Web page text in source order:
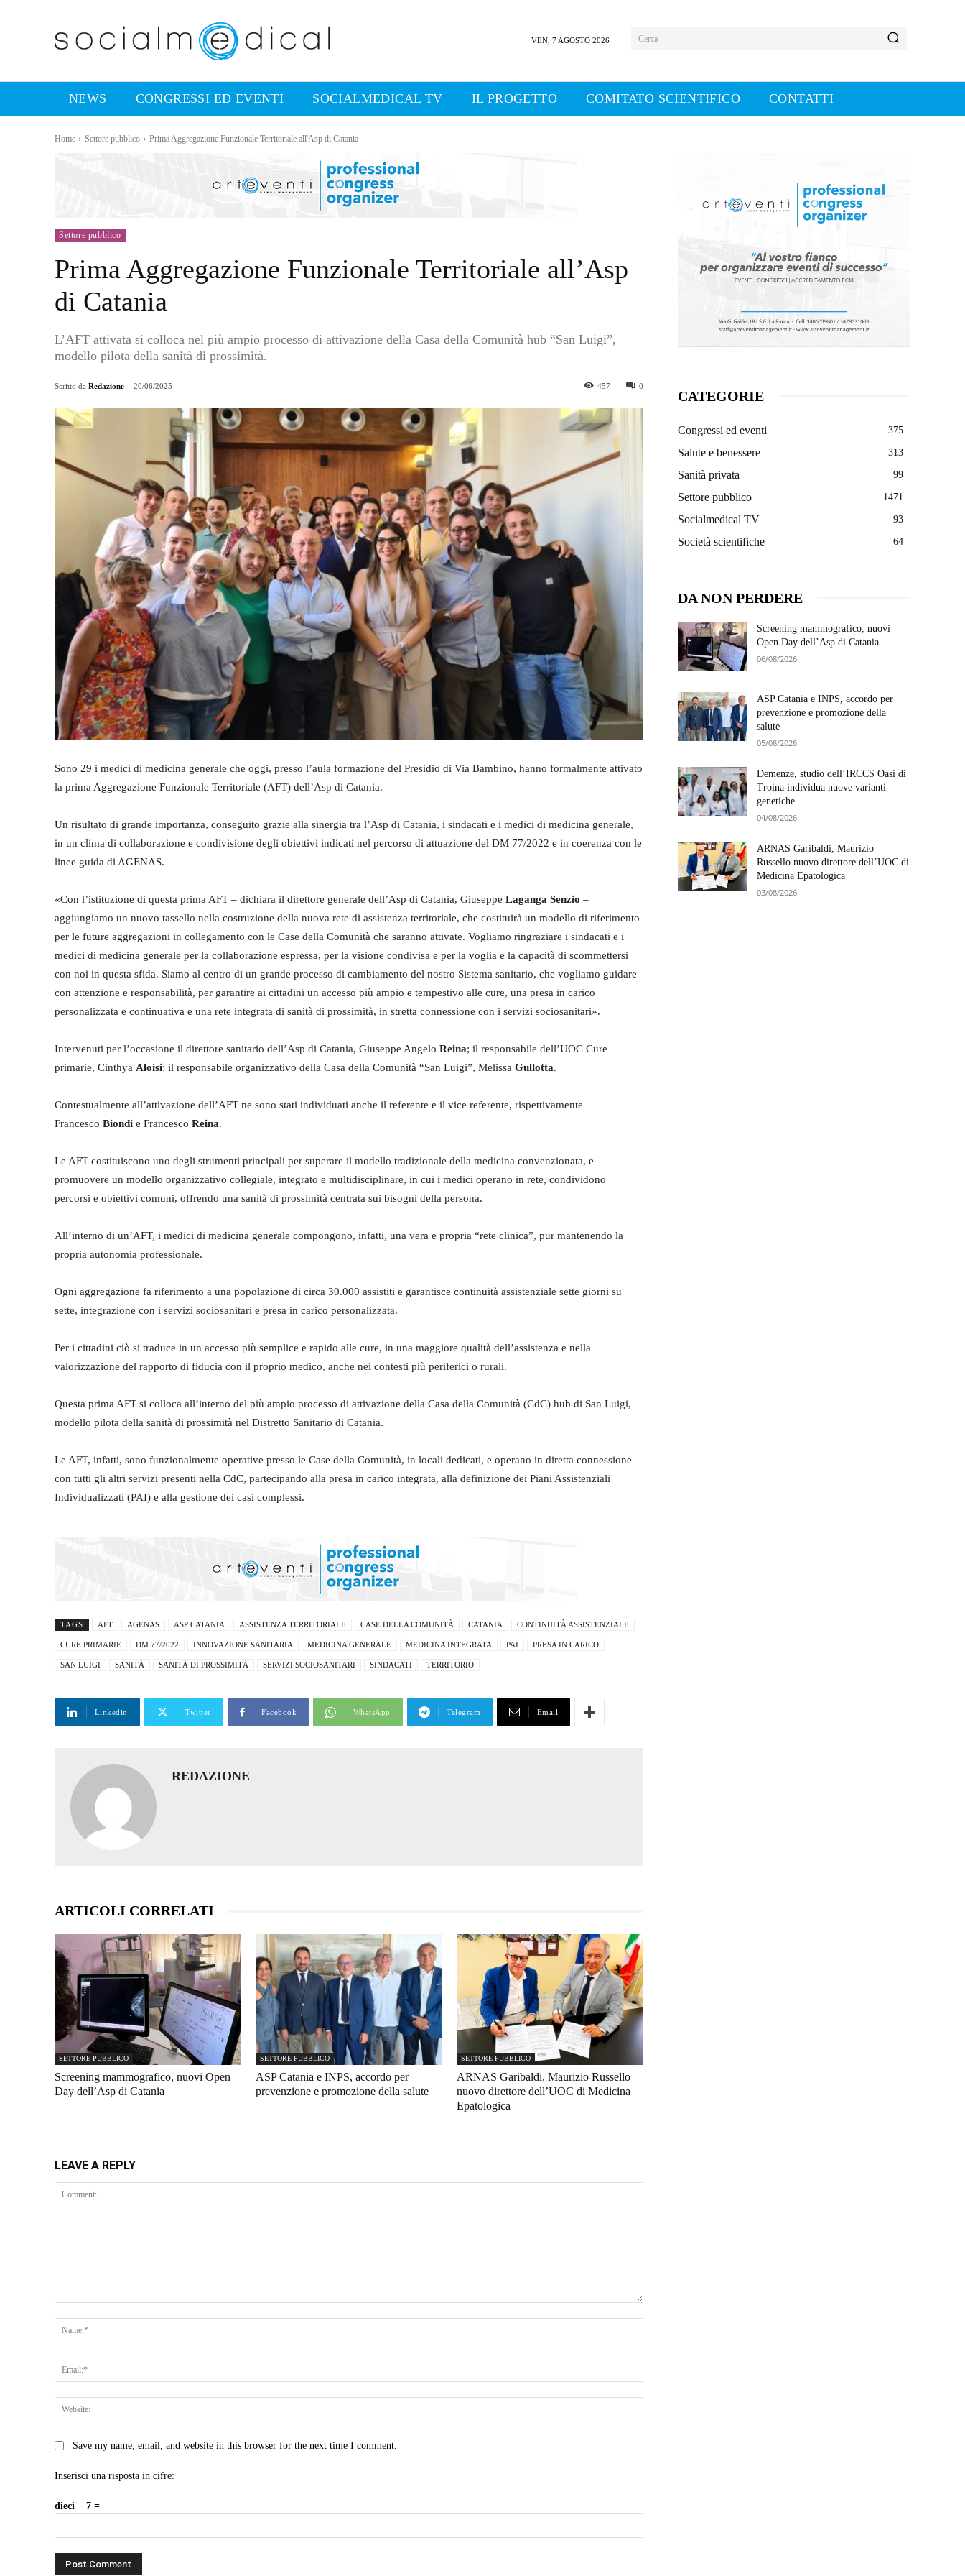
VEN, 7 AGOSTO 2026 Cerca
NEWS CONGRESSI ED EVENTI SOCIALMEDICAL TV IL PROGETTO COMITATO SCIENTIFICO CONTATTI
Home Settore pubblico Prima Aggregazione Funzionale Territoriale all'Asp di Catania
Settore pubblico
Prima Aggregazione Funzionale Territoriale all’Asp
di Catania
L’AFT attivata si colloca nel più ampio processo di attivazione della Casa della Comunità hub “San Luigi”,
modello pilota della sanità di prossimità.
Scritto da Redazione 20/06/2025 0
457
Sono 29 i medici di medicina generale che oggi, presso l’aula formazione del Presidio di Via Bambino, hanno formalmente attivato
la prima Aggregazione Funzionale Territoriale (AFT) dell’Asp di Catania.
Un risultato di grande importanza, conseguito grazie alla sinergia tra l’Asp di Catania, i sindacati e i medici di medicina generale,
in un clima di collaborazione e condivisione degli obiettivi indicati nel percorso di attuazione del DM 77/2022 e in coerenza con le
linee guida di AGENAS.
«Con l’istituzione di questa prima AFT – dichiara il direttore generale dell’Asp di Catania, Giuseppe Laganga Senzio –
aggiungiamo un nuovo tassello nella costruzione della nuova rete di assistenza territoriale, che costituirà un modello di riferimento
per le future aggregazioni in collegamento con le Case della Comunità che saranno attivate. Vogliamo ringraziare i sindacati e i
medici di medicina generale per la collaborazione espressa, per la visione condivisa e per la voglia e la capacità di scommettersi
con noi in questa sfida. Siamo al centro di un grande processo di cambiamento del nostro Sistema sanitario, che vogliamo guidare
con attenzione e responsabilità, per garantire ai cittadini un accesso più ampio e tempestivo alle cure, una presa in carico
personalizzata e continuativa e una rete integrata di sanità di prossimità, in stretta connessione con i servizi sociosanitari».
Intervenuti per l’occasione il direttore sanitario dell’Asp di Catania, Giuseppe Angelo Reina; il responsabile dell’UOC Cure
primarie, Cinthya Aloisi; il responsabile organizzativo della Casa della Comunità “San Luigi”, Melissa Gullotta.
Contestualmente all’attivazione dell’AFT ne sono stati individuati anche il referente e il vice referente, rispettivamente
Francesco Biondi e Francesco Reina.
Le AFT costituiscono uno degli strumenti principali per superare il modello tradizionale della medicina convenzionata, e
promuovere un modello organizzativo collegiale, integrato e multidisciplinare, in cui i medici operano in rete, condividono
percorsi e obiettivi comuni, offrendo una sanità di prossimità centrata sui bisogni della persona.
All’interno di un’AFT, i medici di medicina generale compongono, infatti, una vera e propria “rete clinica”, pur mantenendo la
propria autonomia professionale.
Ogni aggregazione fa riferimento a una popolazione di circa 30.000 assistiti e garantisce continuità assistenziale sette giorni su
sette, integrazione con i servizi sociosanitari e presa in carico personalizzata.
Per i cittadini ciò si traduce in un accesso più semplice e rapido alle cure, in una maggiore qualità dell’assistenza e nella
valorizzazione del rapporto di fiducia con il proprio medico, anche nei contesti più periferici o rurali.
Questa prima AFT si colloca all’interno del più ampio processo di attivazione della Casa della Comunità (CdC) hub di San Luigi,
modello pilota della sanità di prossimità nel Distretto Sanitario di Catania.
Le AFT, infatti, sono funzionalmente operative presso le Case della Comunità, in locali dedicati, e operano in diretta connessione
con tutti gli altri servizi presenti nella CdC, partecipando alla presa in carico integrata, alla definizione dei Piani Assistenziali
Individualizzati (PAI) e alla gestione dei casi complessi.
TAGS AFT AGENAS ASP CATANIA ASSISTENZA TERRITORIALE CASE DELLA COMUNITÀ CATANIA CONTINUITÀ ASSISTENZIALE
CURE PRIMARIE DM 77/2022 INNOVAZIONE SANITARIA MEDICINA GENERALE MEDICINA INTEGRATA PAI PRESA IN CARICO
SAN LUIGI SANITÀ SANITÀ DI PROSSIMITÀ SERVIZI SOCIOSANITARI SINDACATI TERRITORIO
Linkedin Twitter Facebook WhatsApp Telegram Email
REDAZIONE
ARTICOLI CORRELATI
SETTORE PUBBLICO
Screening mammografico, nuovi Open
Day dell’Asp di Catania
SETTORE PUBBLICO
ASP Catania e INPS, accordo per
prevenzione e promozione della salute
SETTORE PUBBLICO
ARNAS Garibaldi, Maurizio Russello
nuovo direttore dell’UOC di Medicina
Epatologica
LEAVE A REPLY
Save my name, email, and website in this browser for the next time I comment.
Inserisci una risposta in cifre:
dieci − 7 =
CATEGORIE
Congressi ed eventi 375
Salute e benessere 313
Sanità privata 99
Settore pubblico 1471
Socialmedical TV 93
Società scientifiche 64
DA NON PERDERE
Screening mammografico, nuovi
Open Day dell’Asp di Catania
06/08/2026
ASP Catania e INPS, accordo per
prevenzione e promozione della
salute
05/08/2026
Demenze, studio dell’IRCCS Oasi di
Troina individua nuove varianti
genetiche
04/08/2026
ARNAS Garibaldi, Maurizio
Russello nuovo direttore dell’UOC di
Medicina Epatologica
03/08/2026